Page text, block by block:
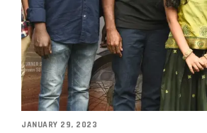
JANUARY 29, 2023